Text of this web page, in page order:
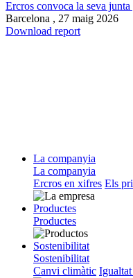
Ercros convoca la seva
Barcelona , 27 maig 2026
Download report
La companyia
La companyia
Ercros en xifres Els
Productes
Productes
Sostenibilitat
Sostenibilitat
Canvi climàtic